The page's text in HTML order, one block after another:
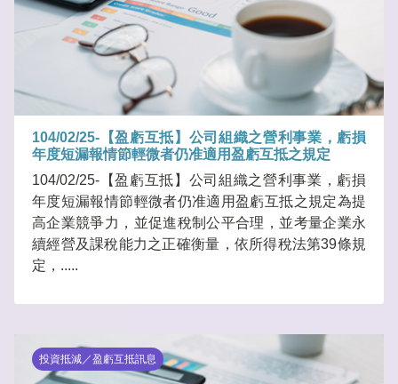
104/02/25-【盈虧互抵】公司組織之營利事業，虧損
年度短漏報情節輕微者仍准適用盈虧互抵之規定
104/02/25-【盈虧互抵】公司組織之營利事業，虧損
年度短漏報情節輕微者仍准適用盈虧互抵之規定為提
高企業競爭力，並促進稅制公平合理，並考量企業永
續經營及課稅能力之正確衡量，依所得稅法第39條規
定，.....
投資抵減／盈虧互抵訊息